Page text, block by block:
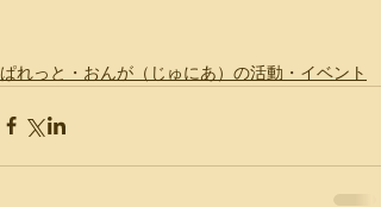
ぱれっと・おんが（じゅにあ）の活動・イベント